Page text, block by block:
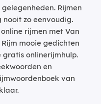
Rijmen
nooit zo eenvoudig.
rijmen met Van
mooie gedichten
onlinerijmhulp.
en
van